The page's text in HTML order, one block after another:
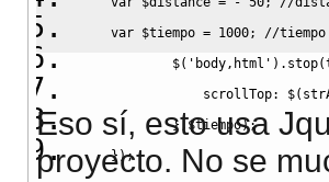
var $tiempo = 1000;
//tiempo
$( 'body,html' ) . stop(
scrollTop: $(
},$tiempo);
} );
Eso sí, esto usa
proyecto. No se